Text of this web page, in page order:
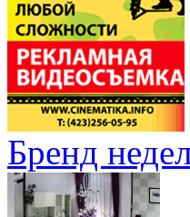
Бренд